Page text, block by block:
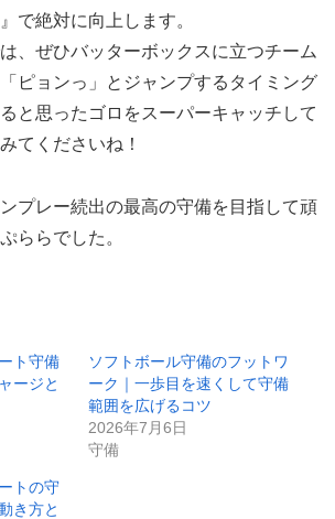
で絶対に向上します。
、ぜひバッターボックスに立つチーム
ピョンっ」とジャンプするタイミング
と思ったゴロをスーパーキャッチして
てくださいね！
プレー続出の最高の守備を目指して頑
ららでした。
ト守備
ージと
ソフトボール守備のフットワ
ーク｜一歩目を速くして守備
範囲を広げるコツ
2026年7月6日
守備
トの守
き方と